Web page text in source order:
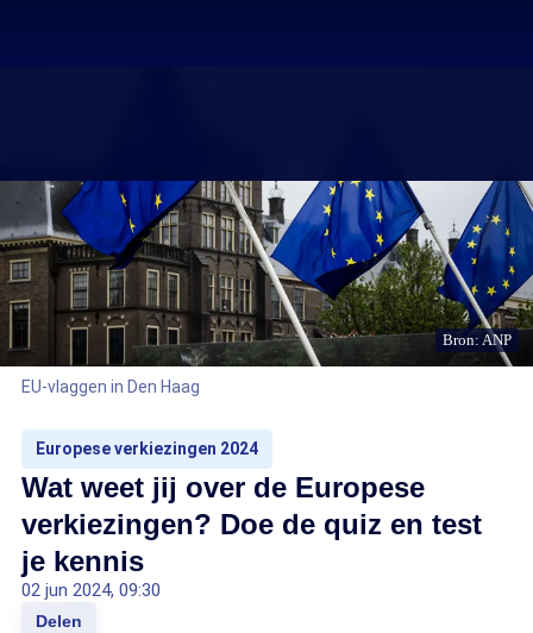
Bron: ANP
EU-vlaggen in Den Haag
Europese verkiezingen 2024
Wat weet jij over de Europese
verkiezingen? Doe de quiz en test
je kennis
02 jun 2024, 09:30
Delen